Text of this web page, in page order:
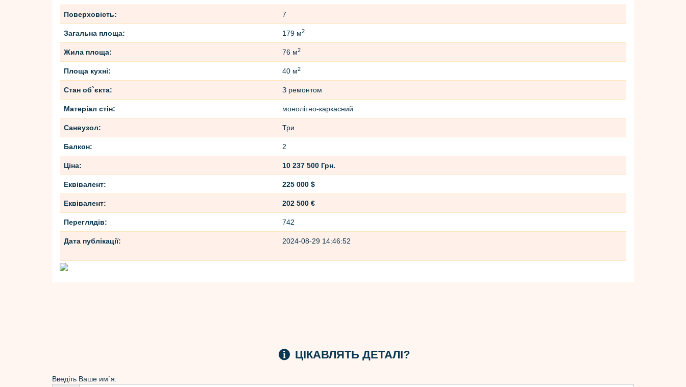
Поверховість: 7
Загальна площа: 179 м2
Жила площа: 76 м2
Площа кухні: 40 м2
Стан об`єкта: З ремонтом
Матеріал стін: монолітно-каркасний
Санвузол: Три
Балкон: 2
Ціна: 10 237 500 Грн.
Еквівалент: 225 000 $
Еквівалент: 202 500 €
Переглядів: 742
Дата публікації: 2024-08-29 14:46:52
ЦІКАВЛЯТЬ ДЕТАЛІ?
Введіть Вашe им`я: